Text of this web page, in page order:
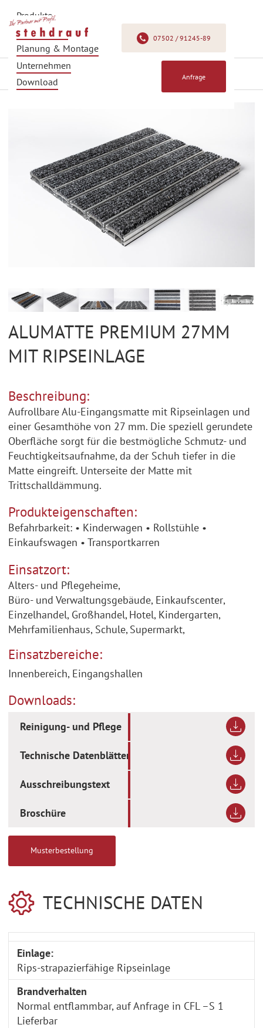
Produkte
Produkfinder
Planung & Montage
Unternehmen
Download
07502 / 91245-89
Anfrage
Zurück
ALUMATTE PREMIUM 27MM
MIT RIPSEINLAGE
Beschreibung:
Aufrollbare Alu-Eingangsmatte mit Ripseinlagen und
einer Gesamthöhe von 27 mm. Die speziell gerundete
Oberfläche sorgt für die bestmögliche Schmutz- und
Feuchtigkeitsaufnahme, da der Schuh tiefer in die
Matte eingreift. Unterseite der Matte mit
Trittschalldämmung.
Produkteigenschaften:
Befahrbarkeit: • Kinderwagen • Rollstühle •
Einkaufswagen • Transportkarren
Einsatzort:
Alters- und Pflegeheime,
Büro- und Verwaltungsgebäude, Einkaufscenter,
Einzelhandel, Großhandel,Hotel, Kindergarten,
Mehrfamilienhaus, Schule,Supermarkt,
Einsatzbereiche:
Innenbereich, Eingangshallen
Downloads:
Reinigung- und Pflege
Technische Datenblätter
Ausschreibungstext
Broschüre
Musterbestellung
TECHNISCHE DATEN
Einlage:
Rips-strapazierfähige Ripseinlage
Brandverhalten
Normal entflammbar, auf Anfrage in CFL –S 1
Lieferbar